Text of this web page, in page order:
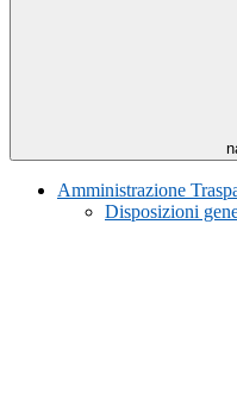
Amministrazione
Disposizioni